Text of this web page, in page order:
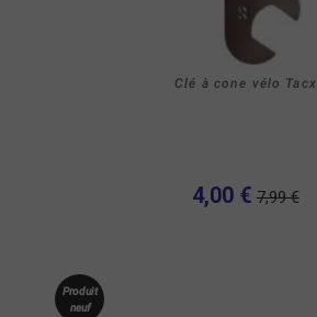
Clé à cone vélo Tacx
4,00 € 7,99 €
Produit
neuf